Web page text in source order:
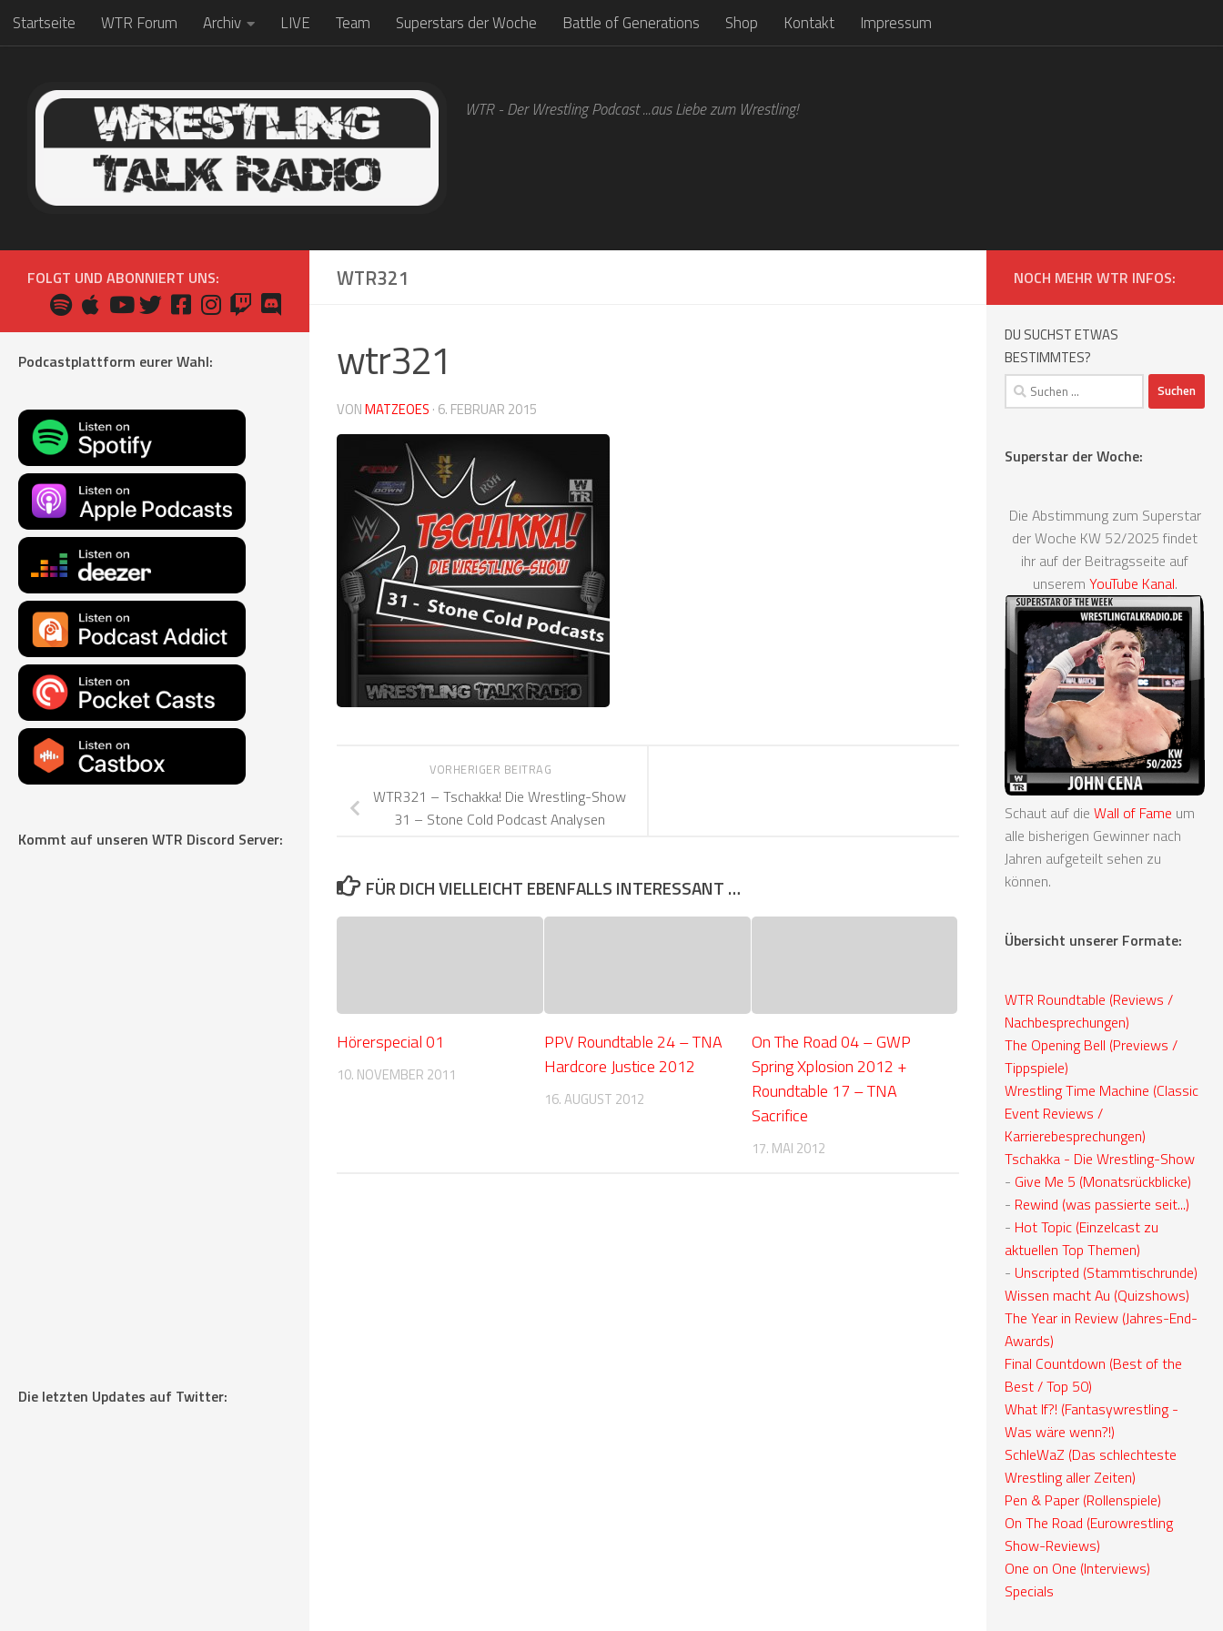
Zum Inhalt springen
Startseite WTR Forum Archiv LIVE Team Superstars der Woche Battle of Generations Shop Kontakt Impressum
WTR - Der Wrestling Podcast ...aus Liebe zum Wrestling!
WTR321
wtr321
VONMATZEOES · 6. FEBRUAR 2015
VORHERIGER BEITRAG
WTR321 – Tschakka! Die Wrestling-Show
31 – Stone Cold Podcast Analysen
FÜR DICH VIELLEICHT EBENFALLS INTERESSANT …
Hörerspecial 01
10. NOVEMBER 2011
PPV Roundtable 24 – TNA
Hardcore Justice 2012
16. AUGUST 2012
On The Road 04 – GWP
Spring Xplosion 2012 +
Roundtable 17 – TNA
Sacrifice
17. MAI 2012
FOLGT UND ABONNIERT UNS:
Podcastplattform eurer Wahl:
Kommt auf unseren WTR Discord Server:
Die letzten Updates auf Twitter:
NOCH MEHR WTR INFOS:
DU SUCHST ETWAS
BESTIMMTES?
Suchen
nach:
Superstar der Woche:
Die Abstimmung zum Superstar
der Woche KW 52/2025 findet
ihr auf der Beitragsseite auf
unserem YouTube Kanal.
Schaut auf die Wall of Fame um
alle bisherigen Gewinner nach
Jahren aufgeteilt sehen zu
können.
Übersicht unserer Formate:
WTR Roundtable (Reviews /
Nachbesprechungen)
The Opening Bell (Previews /
Tippspiele)
Wrestling Time Machine (Classic
Event Reviews /
Karrierebesprechungen)
Tschakka - Die Wrestling-Show
- Give Me 5 (Monatsrückblicke)
- Rewind (was passierte seit...)
- Hot Topic (Einzelcast zu
aktuellen Top Themen)
- Unscripted (Stammtischrunde)
Wissen macht Au (Quizshows)
The Year in Review (Jahres-End-
Awards)
Final Countdown (Best of the
Best / Top 50)
What If?! (Fantasywrestling -
Was wäre wenn?!)
SchleWaZ (Das schlechteste
Wrestling aller Zeiten)
Pen & Paper (Rollenspiele)
On The Road (Eurowrestling
Show-Reviews)
One on One (Interviews)
Specials